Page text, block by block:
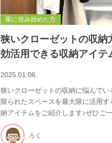
家に住み始めた方
狭いクローゼットの収納
効活用できる収納アイテ
2025.01.06
狭いクローゼットの収納に悩んでい
限られたスペースを最大限に活用す
納アイテムをご紹介します♪ぜひご
ろく